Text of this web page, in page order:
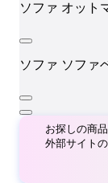
ソファ オット
ソファ ソファ
お探しの商
外部サイト